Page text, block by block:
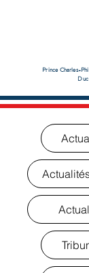
Prince Charles-
Duc